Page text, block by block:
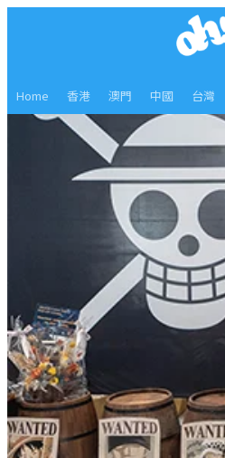
Home 香港 澳門 中國 台灣